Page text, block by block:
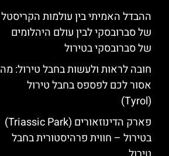
ההבדל האמיתי בין עולמות הקריסטל
של סברובסקי לבין עולם היהלומים
של סברובסקי בטירול
חובה לראות ולעשות בחבל טירול: מה
אסור לכם לפספס בחבל טירול
(Tyrol)
פארק הדינוזאורים (Triassic Park)
בטירול – חווית פרהיסטורית בחבל